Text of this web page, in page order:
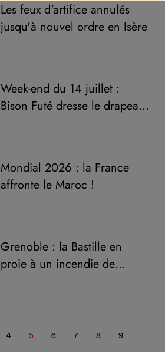
Les feux d'artifice annulés
jusqu'à nouvel ordre en Isère
Week-end du 14 juillet :
Bison Futé dresse le drapeau
Mondial 2026 : la France
affronte le Maroc !
Grenoble : la Bastille en
proie à un incendie de
4 5 6 7 8 9